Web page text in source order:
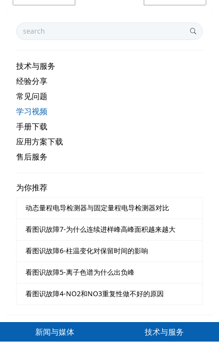
技术与服务
经验分享
常见问题
学习视频
手册下载
应用方案下载
售后服务
为你推荐
动态量程电导检测器与固定量程电导检测器对比
看图识故障7-为什么连续进样峰高峰面积越来越大
看图识故障6-柱温变化对保留时间的影响
看图识故障5-离子色谱为什么出负峰
看图识故障4-NO2和NO3重复性做不好的原因
新闻与媒体 技术与服务